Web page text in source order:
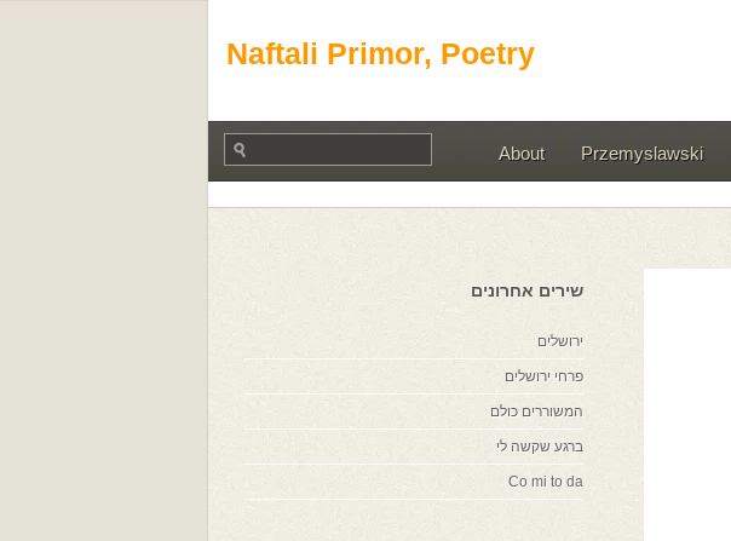
Naftali Primor, Poetry
Przemyslawski
About
שירים אחרונים
ירושלים
פרחי ירושלים
המשוררים כולם
ברגע שקשה לי
Co mi to da